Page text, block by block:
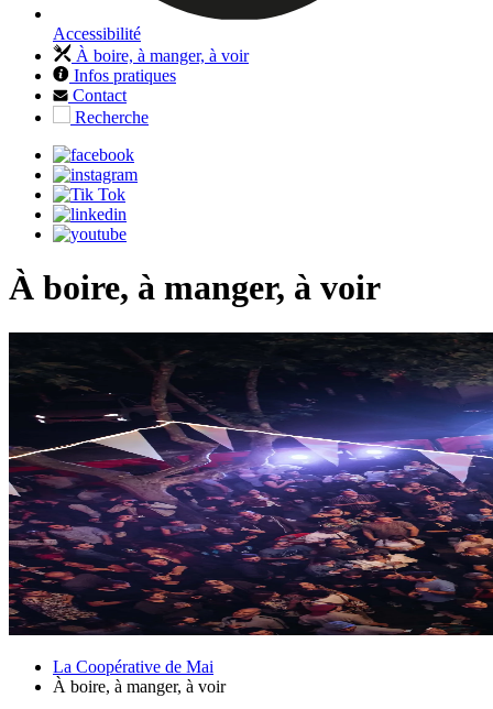
Accessibilité
À boire, à manger, à voir
Infos pratiques
Contact
Recherche
À boire, à manger, à voir
La Coopérative de Mai
À boire, à manger, à voir